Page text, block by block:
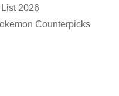
2026
Counterpicks